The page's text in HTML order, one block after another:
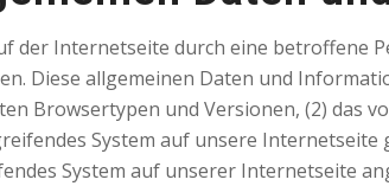
der Internetseite durch eine betroffene
Diese allgemeinen Daten und
Browsertypen und Versionen, (2) das
System auf unsere Internetseite
System auf unserer Internetseite